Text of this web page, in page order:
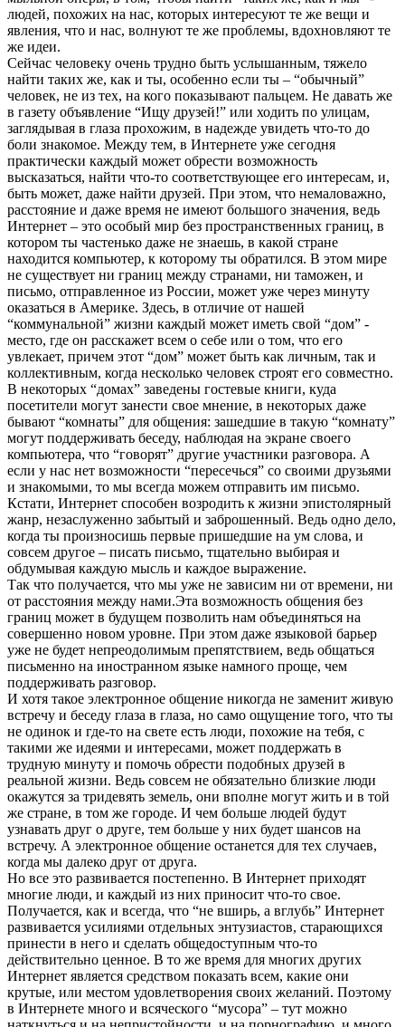
людей, похожих на нас, которых интересуют те же вещи и
явления, что и нас, волнуют те же проблемы, вдохновляют те
же идеи.
Сейчас человеку очень трудно быть услышанным, тяжело
найти таких же, как и ты, особенно если ты – “обычный”
человек, не из тех, на кого показывают пальцем. Не давать же
в газету объявление “Ищу друзей!” или ходить по улицам,
заглядывая в глаза прохожим, в надежде увидеть что-то до
боли знакомое. Между тем, в Интернете уже сегодня
практически каждый может обрести возможность
высказаться, найти что-то соответствующее его интересам, и,
быть может, даже найти друзей. При этом, что немаловажно,
расстояние и даже время не имеют большого значения, ведь
Интернет – это особый мир без пространственных границ, в
котором ты частенько даже не знаешь, в какой стране
находится компьютер, к которому ты обратился. В этом мире
не существует ни границ между странами, ни таможен, и
письмо, отправленное из России, может уже через минуту
оказаться в Америке. Здесь, в отличие от нашей
“коммунальной” жизни каждый может иметь свой “дом” -
место, где он расскажет всем о себе или о том, что его
увлекает, причем этот “дом” может быть как личным, так и
коллективным, когда несколько человек строят его совместно.
В некоторых “домах” заведены гостевые книги, куда
посетители могут занести свое мнение, в некоторых даже
бывают “комнаты” для общения: зашедшие в такую “комнату”
могут поддерживать беседу, наблюдая на экране своего
компьютера, что “говорят” другие участники разговора. А
если у нас нет возможности “пересечься” со своими друзьями
и знакомыми, то мы всегда можем отправить им письмо.
Кстати, Интернет способен возродить к жизни эпистолярный
жанр, незаслуженно забытый и заброшенный. Ведь одно дело,
когда ты произносишь первые пришедшие на ум слова, и
совсем другое – писать письмо, тщательно выбирая и
обдумывая каждую мысль и каждое выражение.
Так что получается, что мы уже не зависим ни от времени, ни
от расстояния между нами.Эта возможность общения без
границ может в будущем позволить нам объединяться на
совершенно новом уровне. При этом даже языковой барьер
уже не будет непреодолимым препятствием, ведь общаться
письменно на иностранном языке намного проще, чем
поддерживать разговор.
И хотя такое электронное общение никогда не заменит живую
встречу и беседу глаза в глаза, но само ощущение того, что ты
не одинок и где-то на свете есть люди, похожие на тебя, с
такими же идеями и интересами, может поддержать в
трудную минуту и помочь обрести подобных друзей в
реальной жизни. Ведь совсем не обязательно близкие люди
окажутся за тридевять земель, они вполне могут жить и в той
же стране, в том же городе. И чем больше людей будут
узнавать друг о друге, тем больше у них будет шансов на
встречу. А электронное общение останется для тех случаев,
когда мы далеко друг от друга.
Но все это развивается постепенно. В Интернет приходят
многие люди, и каждый из них приносит что-то свое.
Получается, как и всегда, что “не вширь, а вглубь” Интернет
развивается усилиями отдельных энтузиастов, старающихся
принести в него и сделать общедоступным что-то
действительно ценное. В то же время для многих других
Интернет является средством показать всем, какие они
крутые, или местом удовлетворения своих желаний. Поэтому
в Интернете много и всяческого “мусора” – тут можно